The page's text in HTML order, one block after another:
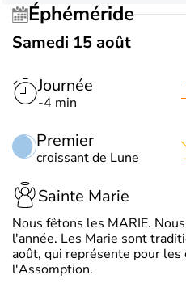
Éphéméride
Samedi 15 août
Journée
-4 min
Premier
croissant de Lune
Sainte Marie
Nous fêtons les MARIE.
l'année. Les Marie sont
août, qui représente pour
l'Assomption.